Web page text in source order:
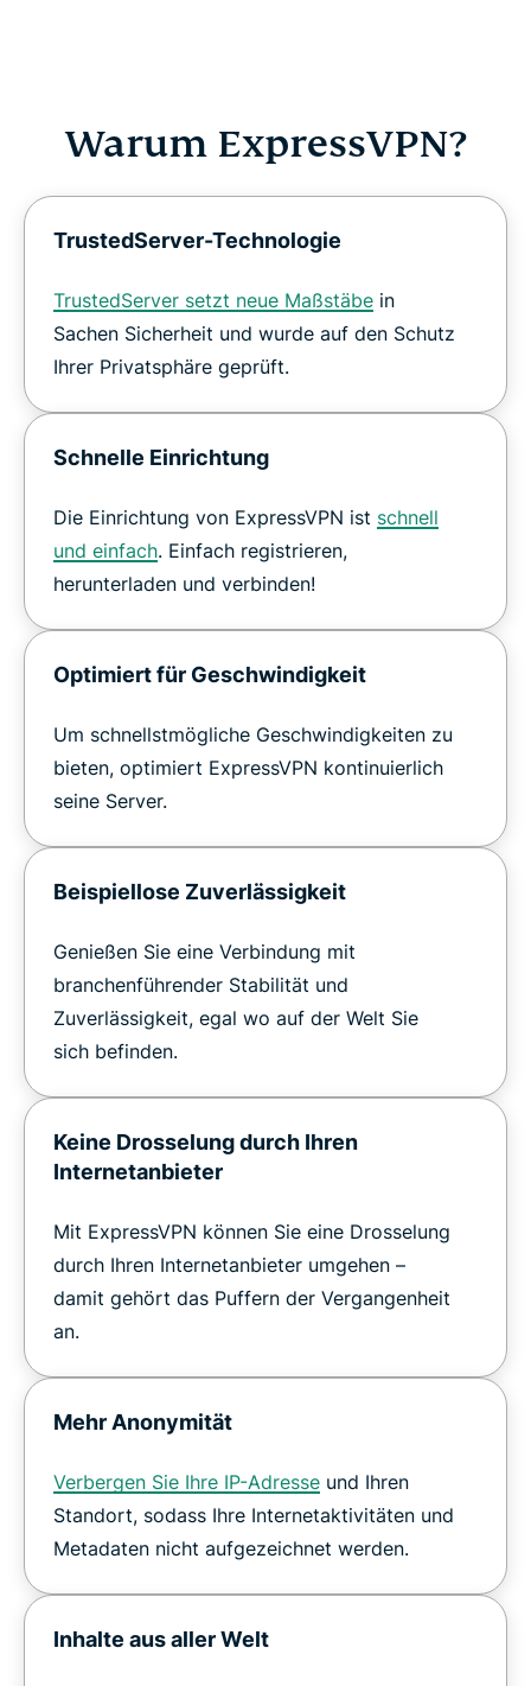
Warum ExpressVPN?
TrustedServer-Technologie
TrustedServer setzt neue Maßstäbe in
Sachen Sicherheit und wurde auf den Schutz
Ihrer Privatsphäre geprüft.
Schnelle Einrichtung
Die Einrichtung von ExpressVPN ist schnell
und einfach. Einfach registrieren,
herunterladen und verbinden!
Optimiert für Geschwindigkeit
Um schnellstmögliche Geschwindigkeiten zu
bieten, optimiert ExpressVPN kontinuierlich
seine Server.
Beispiellose Zuverlässigkeit
Genießen Sie eine Verbindung mit
branchenführender Stabilität und
Zuverlässigkeit, egal wo auf der Welt Sie
sich befinden.
Keine Drosselung durch Ihren
Internetanbieter
Mit ExpressVPN können Sie eine Drosselung
durch Ihren Internetanbieter umgehen –
damit gehört das Puffern der Vergangenheit
an.
Mehr Anonymität
Verbergen Sie Ihre IP-Adresse und Ihren
Standort, sodass Ihre Internetaktivitäten und
Metadaten nicht aufgezeichnet werden.
Inhalte aus aller Welt